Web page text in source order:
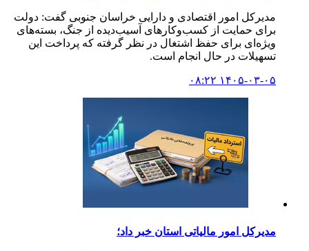
مدیرکل امور اقتصادی و دارایی خراسان جنوبی گفت: دولت
برای حمایت از کسب‌وکارهای آسیب‌دیده از جنگ، بسته‌های
ویژه‌ای برای حفظ اشتغال در نظر گرفته که پرداخت این
تسهیلات در حال انجام است.
۱۴۰۵-۰۳-۰۵ ۰۸:۲۲
مدیرکل امور مالیاتی استان خبر داد؛